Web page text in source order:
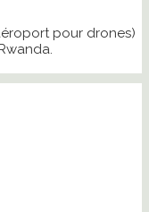
pour drones)